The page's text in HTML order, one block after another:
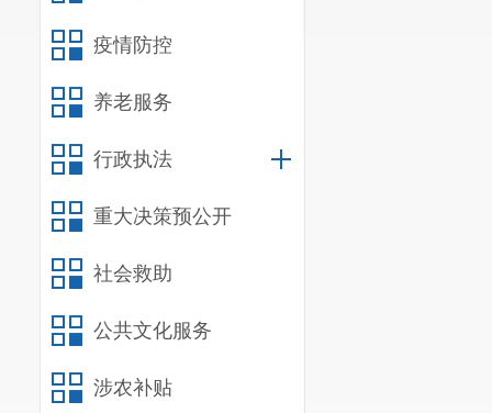
疫情防控
养老服务
行政执法
重大决策预公开
社会救助
公共文化服务
涉农补贴